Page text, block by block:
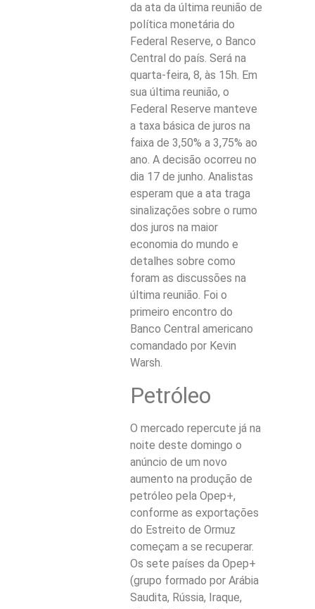
da ata da última reunião de
política monetária do
Federal Reserve, o Banco
Central do país. Será na
quarta-feira, 8, às 15h. Em
sua última reunião, o
Federal Reservemanteve
a taxa básica de juros na
faixa de 3,50% a 3,75% ao
ano. A decisão ocorreu no
dia 17 de junho. Analistas
esperam que a ata traga
sinalizações sobre o rumo
dos juros na maior
economia do mundo e
detalhes sobre como
foram as discussões na
última reunião. Foi o
primeiro encontro do
Banco Central americano
comandado por Kevin
Warsh.
Petróleo
O mercado repercute já na
noite deste domingo o
anúncio de um novo
aumento na produção de
petróleo pela Opep+,
conforme as exportações
do Estreito de Ormuz
começam a se recuperar.
Os sete países da Opep+
(grupo formado por Arábia
Saudita, Rússia, Iraque,